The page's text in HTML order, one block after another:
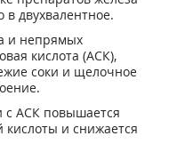
в двухвалентное.
и непрямых
кислота (АСК),
соки и щелочное
АСК повышается
и снижается